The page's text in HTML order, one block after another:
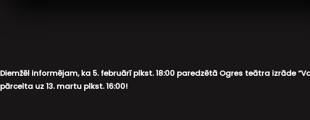
Diemžēl informējam, ka 5. februārī plkst. 18:00 paredzētā Ogres teātra izrāde
pārcelta uz 13. martu plkst. 16:00!